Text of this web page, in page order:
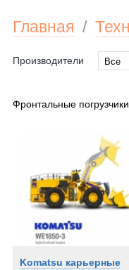
Главная /
Производители
Все
Case
JCB
Фронтальные погрузчики
Komatsu карьерные